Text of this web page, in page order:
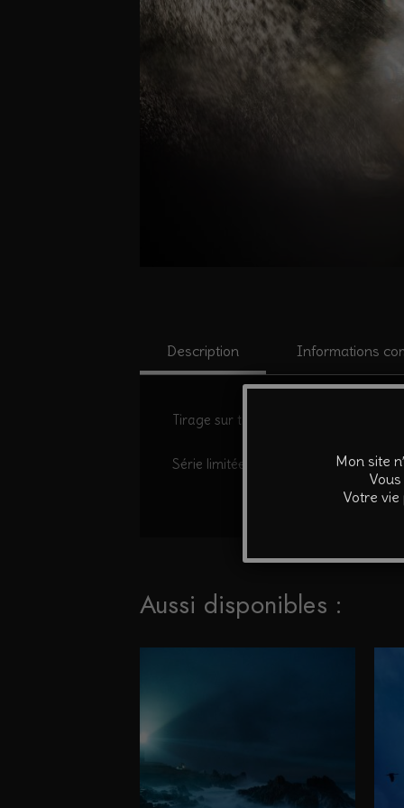
Description Informations
Tirage sur traceur professionnel sur
Série limitée à 30 exemplaires.
Aussi disponibles :
Mon site
Votre